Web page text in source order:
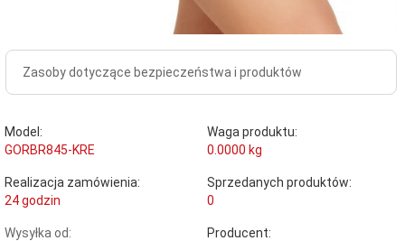
Zasoby dotyczące bezpieczeństwa i produktów
Model:
GORBR845-KRE
Waga produktu:
0.0000 kg
Realizacja zamówienia:
24 godzin
Sprzedanych produktów:
0
Wysyłka od:
Producent: